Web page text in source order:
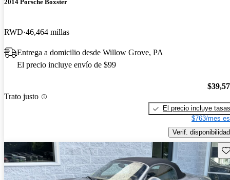
2014 Porsche Boxster
RWD 46,464 millas
Entrega a domicilio desde Willow Grove, PA
El precio incluye envío de $99
Trato justo
El precio incluye tasas
$763/mes
Verif. disponibilidad